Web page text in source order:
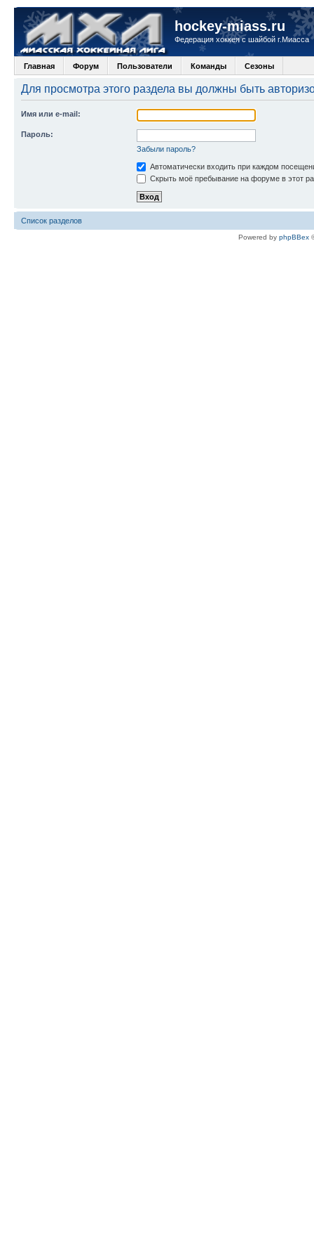
hockey-miass.ru
Федерация хоккея с шайбой г.Миасса
Главная Форум Пользователи Команды Сезоны
Для просмотра этого раздела вы должны быть
Имя или e-mail:
Пароль:
Забыли пароль?
Автоматически входить при каждом
Скрыть моё пребывание на форуме в этот
Список разделов
Powered by phpBBex